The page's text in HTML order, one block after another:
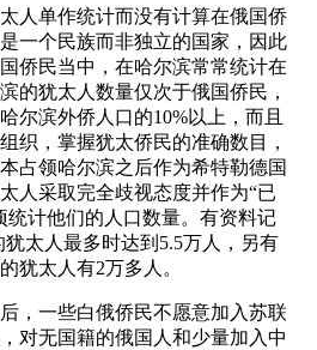
人单作统计而没有计算在俄国侨
一个民族而非独立的国家，因此
侨民当中，在哈尔滨常常统计在
的犹太人数量仅次于俄国侨民，
尔滨外侨人口的10%以上，而且
织，掌握犹太侨民的准确数目，
占领哈尔滨之后作为希特勒德国
人采取完全歧视态度并作为“已
统计他们的人口数量。有资料记
犹太人最多时达到5.5万人，另有
犹太人有2万多人。
，一些白俄侨民不愿意加入苏联
对无国籍的俄国人和少量加入中